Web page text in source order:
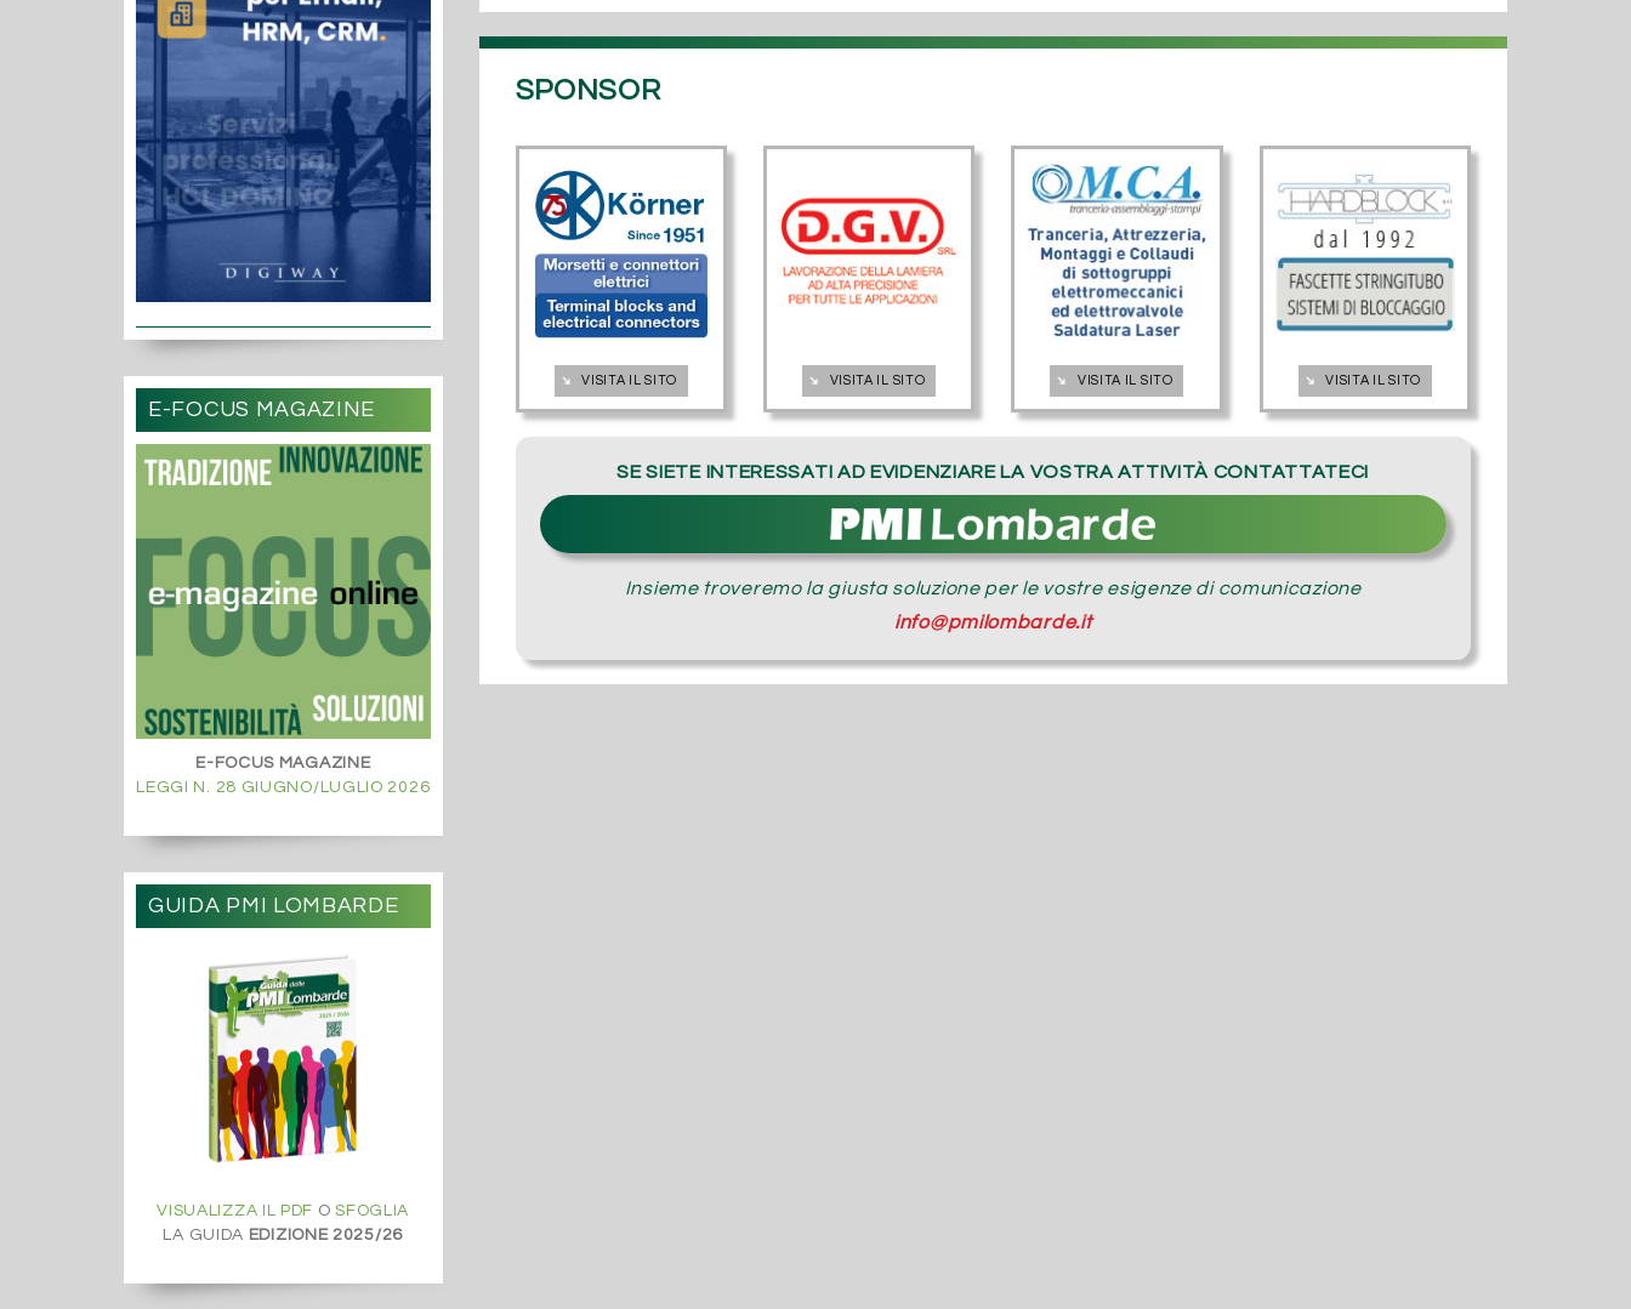
SPONSOR
➔ VISITA IL SITO ➔ VISITA IL SITO ➔ VISITA IL SITO ➔ VISITA IL SITO
SE SIETE INTERESSATI AD EVIDENZIARE LA VOSTRA ATTIVITÀ CONTATTATECI
Insieme troveremo la giusta soluzione per le vostre esigenze di comunicazione
info@pmilombarde.it
E-FOCUS MAGAZINE
E-FOCUS MAGAZINE
LEGGI N. 28 GIUGNO/LUGLIO 2026
GUIDA PMI LOMBARDE
VISUALIZZA IL PDF OSFOGLIA
LA GUIDA EDIZIONE 2025/26